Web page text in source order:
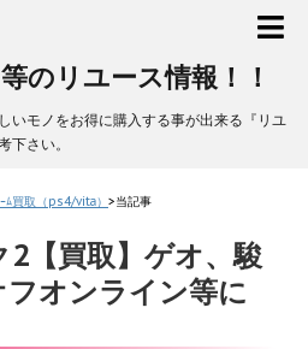
のリユース情報！！
いモノをお得に購入する事が出来る『リユ
下さい。
ﾑ買取（ps4/vita） >当記事
【買取】ゲオ、駿
オンライン等に